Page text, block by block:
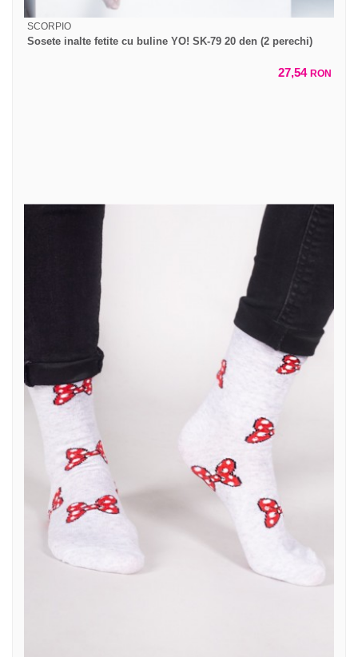
SCORPIO
Sosete inalte fetite cu buline YO! SK-79 20 den (2 perechi)
27,54 RON